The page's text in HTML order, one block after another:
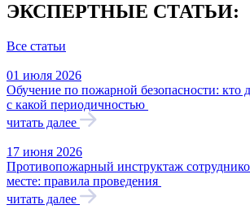
ЭКСПЕРТНЫЕ СТАТЬИ:
Все статьи
01 июля 2026
Обучение по пожарной безопасности: кто
с какой периодичностью
читать далее
17 июня 2026
Противопожарный инструктаж
месте: правила проведения
читать далее